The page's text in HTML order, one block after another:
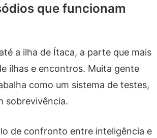
que funcionam
a ilha de Ítaca, a parte que mais
ilhas e encontros. Muita gente
como um sistema de testes,
sobrevivência.
de confronto entre inteligência e